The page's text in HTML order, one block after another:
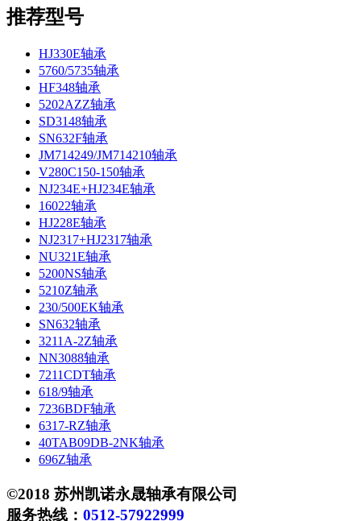
推荐型号
HJ330E轴承
5760/5735轴承
HF348轴承
5202AZZ轴承
SD3148轴承
SN632F轴承
JM714249/JM714210轴承
V280C150-150轴承
NJ234E+HJ234E轴承
16022轴承
HJ228E轴承
NJ2317+HJ2317轴承
NU321E轴承
5200NS轴承
5210Z轴承
230/500EK轴承
SN632轴承
3211A-2Z轴承
NN3088轴承
7211CDT轴承
618/9轴承
7236BDF轴承
6317-RZ轴承
40TAB09DB-2NK轴承
696Z轴承
©2018 苏州凯诺永晟轴承有限公司
服务热线： 0512-57922999